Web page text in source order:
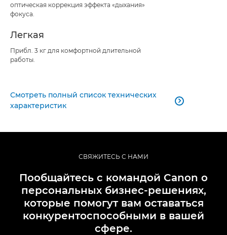
оптическая коррекция эффекта «дыхания»
фокуса.
Легкая
Прибл. 3 кг для комфортной длительной
работы.
Смотреть полный список технических
характеристик

СВЯЖИТЕСЬ С НАМИ
Пообщайтесь с командой Canon о
персональных бизнес-решениях,
которые помогут вам оставаться
конкурентоспособными в вашей
сфере.